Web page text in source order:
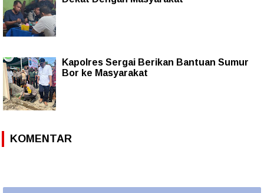
Kapolres Sergai Berikan Bantuan Sumur
Bor ke Masyarakat
KOMENTAR